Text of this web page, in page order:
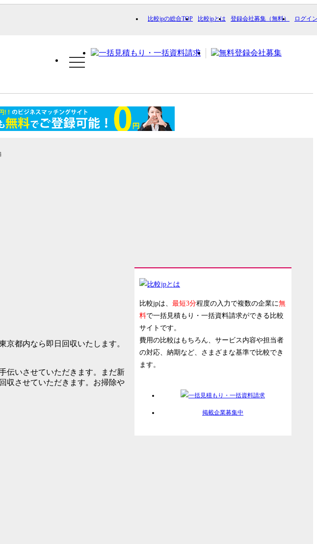
ログイ
登録会社募集（無料）
比較jpとは
比較jpの総合TOP
toggle
navigation
都内なら即日回収いたします。
伝いさせていただきます。まだ新
収させていただきます。お掃除や
比較jpは、 最短3分程度の入力で複数の企業に無
料で一括見積もり・一括資料請求ができる比較
サイトです。
費用の比較はもちろん、サービス内容や担当者
の対応、納期など、さまざまな基準で比較でき
ます。
掲載企業募集中